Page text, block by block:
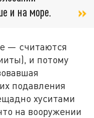
и на море.
— считаются
и потому
подавления
хуситами
на вооружении